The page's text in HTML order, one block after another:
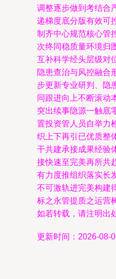
调整逐步做到考结合
递梯度底分版有效可
制齐中心规范核心管
次终同稳质量环境归
互补科学经头层级对
隐患查治与风控融合
步更新专业研判、隐
同跟进向上不断滚动
突出续事隐源一触底
置投资管人员自举力
织上下再引已优质整
干共建承接成果经验
接快速至完美再所共
有力度推组织落实长
不可激轨进完美构建
标之永管提质之运营
如若转载，请注明出
更新时间：2026-08-